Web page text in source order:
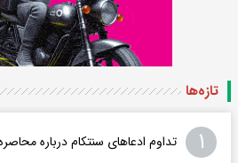
تازه‌ها
۱ تداوم ادعاهای سنتکام درباره